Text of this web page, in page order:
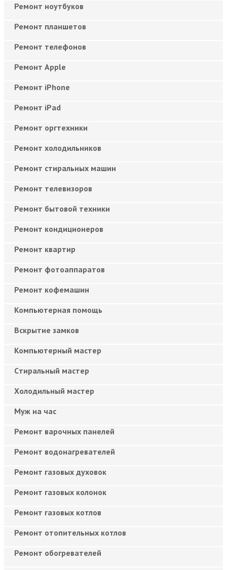
Ремонт ноутбуков
Ремонт планшетов
Ремонт телефонов
Ремонт Apple
Ремонт iPhone
Ремонт iPad
Ремонт оргтехники
Ремонт холодильников
Ремонт стиральных машин
Ремонт телевизоров
Ремонт бытовой техники
Ремонт кондиционеров
Ремонт квартир
Ремонт фотоаппаратов
Ремонт кофемашин
Компьютерная помощь
Вскрытие замков
Компьютерный мастер
Cтиральный мастер
Холодильный мастер
Муж на час
Ремонт варочных панелей
Ремонт водонагревателей
Ремонт газовых духовок
Ремонт газовых колонок
Ремонт газовых котлов
Ремонт отопительных котлов
Ремонт обогревателей